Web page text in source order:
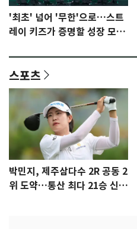
'최초' 넘어 '무한'으로…스트
레이 키즈가 증명할 성장 모멘
스포츠
박민지, 제주삼다수 2R 공동 2
위 도약…통산 최다 21승 신기